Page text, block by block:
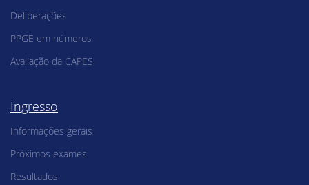
Deliberações
PPGE em números
Avaliação da CAPES
Ingresso
Informações gerais
Próximos exames
Resultados